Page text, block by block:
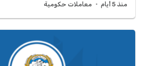
منذ 5 أيام معاملات حكومية